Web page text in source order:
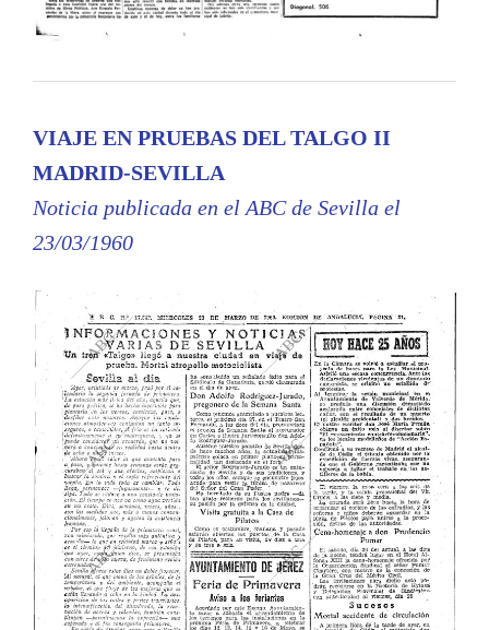
VIAJE EN PRUEBAS DEL TALGO II
MADRID-SEVILLA
Noticia publicada en el ABC de Sevilla el
23/03/1960